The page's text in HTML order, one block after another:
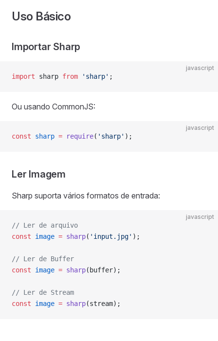
Uso Básico
Importar Sharp
javascript
import sharp from 'sharp' ;
Ou usando CommonJS:
javascript
const sharp = require( 'sharp' );
Ler Imagem
Sharp suporta vários formatos de entrada:
javascript
// Ler de arquivo
const image = sharp( 'input.jpg' );
// Ler de Buffer
const image = sharp(buffer);
// Ler de Stream
const image = sharp(stream);